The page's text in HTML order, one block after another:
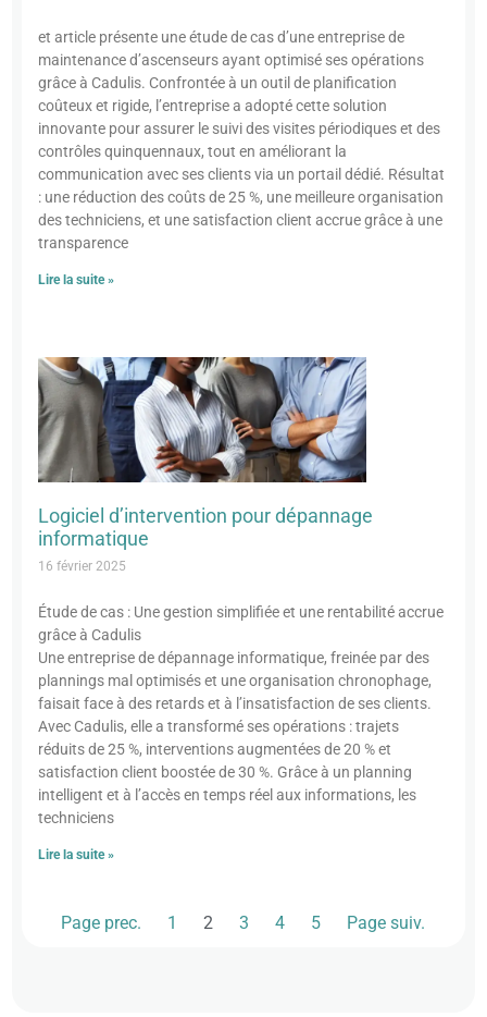
et article présente une étude de cas d’une entreprise de
maintenance d’ascenseurs ayant optimisé ses opérations
grâce à Cadulis. Confrontée à un outil de planification
coûteux et rigide, l’entreprise a adopté cette solution
innovante pour assurer le suivi des visites périodiques et des
contrôles quinquennaux, tout en améliorant la
communication avec ses clients via un portail dédié. Résultat
: une réduction des coûts de 25 %, une meilleure organisation
des techniciens, et une satisfaction client accrue grâce à une
transparence
Lire la suite »
Logiciel d’intervention pour dépannage
informatique
16 février 2025
Étude de cas : Une gestion simplifiée et une rentabilité accrue
grâce à Cadulis
Une entreprise de dépannage informatique, freinée par des
plannings mal optimisés et une organisation chronophage,
faisait face à des retards et à l’insatisfaction de ses clients.
Avec Cadulis, elle a transformé ses opérations : trajets
réduits de 25 %, interventions augmentées de 20 % et
satisfaction client boostée de 30 %. Grâce à un planning
intelligent et à l’accès en temps réel aux informations, les
techniciens
Lire la suite »
Page prec. 1 2 3 4 5 Page suiv.